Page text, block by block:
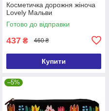
Косметичка дорожня жіноча
Lovely Мальви
Готово до відправки
437 ₴ 460 ₴
Купити
–5%